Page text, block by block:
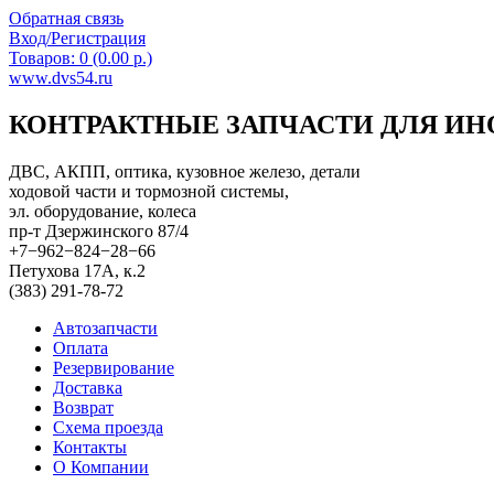
Обратная связь
Вход/Регистрация
Товаров: 0 (0.00 р.)
www.dvs54.ru
КОНТРАКТНЫЕ ЗАПЧАСТИ ДЛЯ
ДВС, АКПП, оптика, кузовное железо, детали
ходовой части и тормозной системы,
эл. оборудование, колеса
пр-т Дзержинского 87/4
+7−962−824−28−66
Петухова 17А, к.2
(383) 291-78-72
Автозапчасти
Оплата
Резервирование
Доставка
Возврат
Схема проезда
Контакты
О Компании